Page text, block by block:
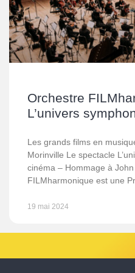
Orchestre
L’univers
Les grands films en
Morinville Le spectacle
cinéma – Hommage à
FILMharmonique est une
19 mai 2024